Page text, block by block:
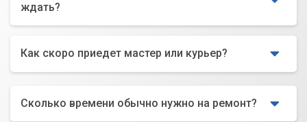
ждать?
Как скоро приедет мастер или курьер?
Сколько времени обычно нужно на ремонт?